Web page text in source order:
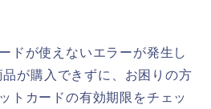
ドが使えないエラーが発生し
が購入できずに、お困りの方
トカードの有効期限をチェッ